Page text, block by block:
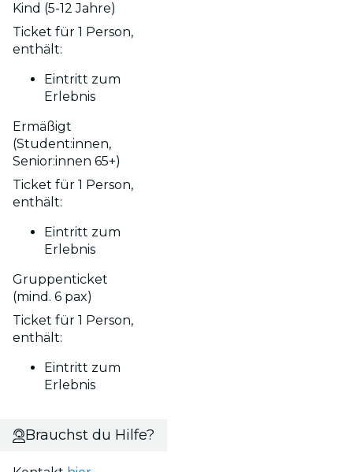
Kind (5-12 Jahre)
Ticket für 1 Person,
enthält:
Eintritt zum
Erlebnis
Ermäßigt
(Student:innen,
Senior:innen 65+)
Ticket für 1 Person,
enthält:
Eintritt zum
Erlebnis
Gruppenticket
(mind. 6 pax)
Ticket für 1 Person,
enthält:
Eintritt zum
Erlebnis
Brauchst du Hilfe?